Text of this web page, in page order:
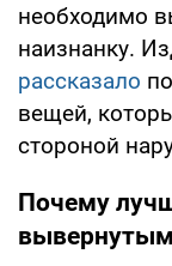
необходимо
наизнанку.
рассказало
вещей,
стороной
Почему